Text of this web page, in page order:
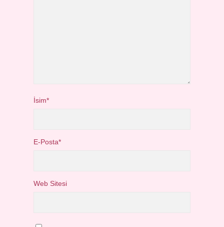
İsim*
E-Posta*
Web Sitesi